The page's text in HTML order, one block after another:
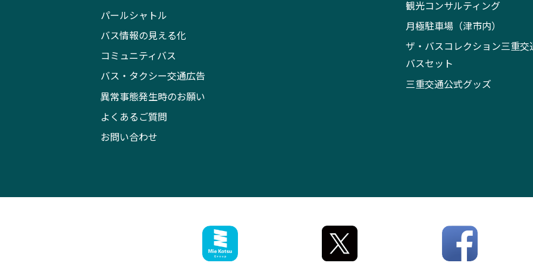
パールシャトル
バス情報の見える化
コミュニティバス
バス・タクシー交通広告
異常事態発生時のお願い
よくあるご質問
お問い合わせ
観光コンサルティング
月極駐車場（津市内）
ザ・バスコレクション三重交
バスセット
三重交通公式グッズ